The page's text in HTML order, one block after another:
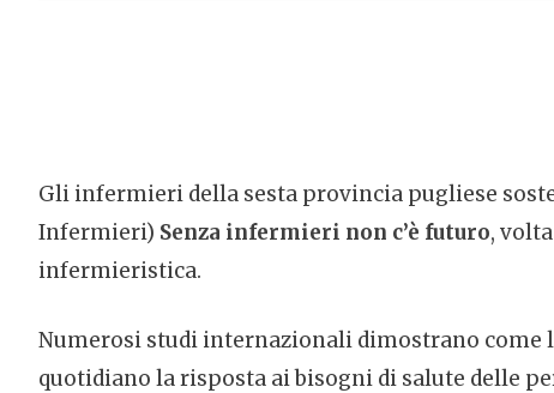
Gli infermieri della sesta provincia pugliese
Infermieri) Senza infermieri non c’è futuro,
infermieristica.
Numerosi studi internazionali dimostrano come
quotidiano la risposta ai bisogni di salute delle